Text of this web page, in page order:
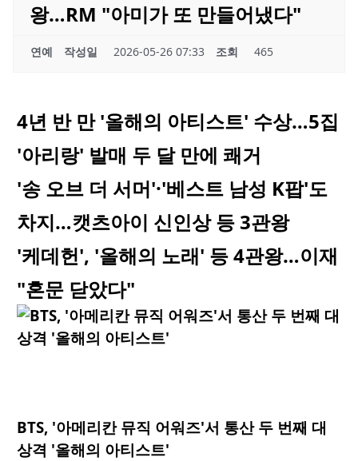
왕…RM "아미가 또 만들어냈다"
연예 작성일 2026-05-26 07:33 조회 465
4년 반 만 '올해의 아티스트' 수상…5집
'아리랑' 발매 두 달 만에 쾌거
'송 오브 더 서머'·'베스트 남성 K팝'도
차지…캣츠아이 신인상 등 3관왕
'케데헌', '올해의 노래' 등 4관왕…이재
"혼문 닫았다"
BTS, '아메리칸 뮤직 어워즈'서 통산 두 번째 대
상격 '올해의 아티스트'